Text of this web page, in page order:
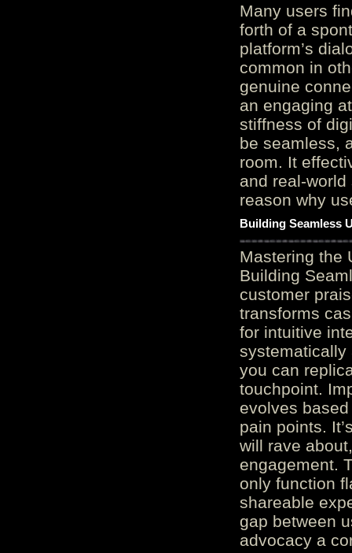
Many users
forth of a
platform’s
common in
genuine
an engaging
stiffness of
be seamless,
room. It
and real-
reason why
Building Seamless
Mastering the
Building
customer
transforms
for intuitive
systematically
you can
touchpoint.
evolves
pain points.
will rave
engagement.
only function
shareable
gap between
advocacy a